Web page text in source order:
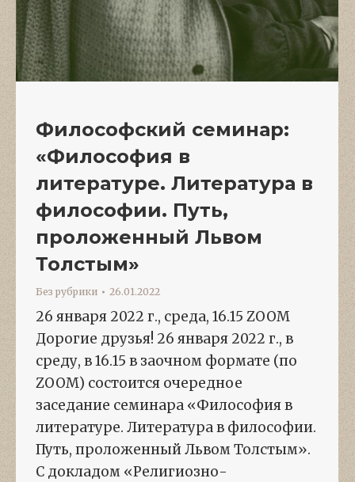
Философский семинар:
«Философия в
литературе. Литература в
философии. Путь,
проложенный Львом
Толстым»
Без рубрики 26.01.2022
26 января 2022 г., среда, 16.15 ZOOM
Дорогие друзья! 26 января 2022 г., в
среду, в 16.15 в заочном формате (по
ZOOM) состоится очередное
заседание семинара «Философия в
литературе. Литература в философии.
Путь, проложенный Львом Толстым».
С докладом «Религиозно-